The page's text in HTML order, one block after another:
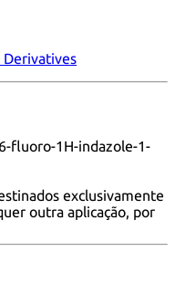
Derivatives
fluoro-1H-indazole-1-
exclusivamente
outra aplicação, por